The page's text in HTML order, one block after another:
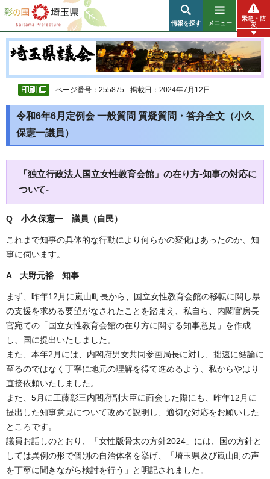
彩の国 埼玉県
情報を探す メニュー
緊急・防
災
ページ番号：255875 掲載日：2024年7月12日
令和6年6月定例会 一般質問 質疑質問・答弁全文（小久
保憲一議員）
「独立行政法人国立女性教育会館」の在り方-知事の対応に
ついて-
Q 小久保憲一 議員（自民）
これまで知事の具体的な行動により何らかの変化はあったのか、知
事に伺います。
A 大野元裕 知事
まず、昨年12月に嵐山町長から、国立女性教育会館の移転に関し県
の支援を求める要望がなされたことを踏まえ、私自ら、内閣官房長
官宛ての「国立女性教育会館の在り方に関する知事意見」を作成
し、国に提出いたしました。
また、本年2月には、内閣府男女共同参画局長に対し、拙速に結論に
至るのではなく丁寧に地元の理解を得て進めるよう、私からやはり
直接依頼いたしました。
また、5月に工藤彰三内閣府副大臣に面会した際にも、昨年12月に
提出した知事意見について改めて説明し、適切な対応をお願いした
ところです。
議員お話しのとおり、「女性版骨太の方針2024」には、国の方針と
しては異例の形で個別の自治体名を挙げ、「埼玉県及び嵐山町の声
を丁寧に聞きながら検討を行う」と明記されました。